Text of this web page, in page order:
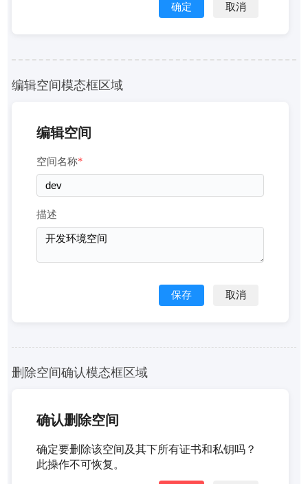
确定 取消
编辑空间模态框区域
编辑空间
空间名称*
描述
保存 取消
删除空间确认模态框区域
确认删除空间
确定要删除该空间及其下所有证书和私钥吗？
此操作不可恢复。